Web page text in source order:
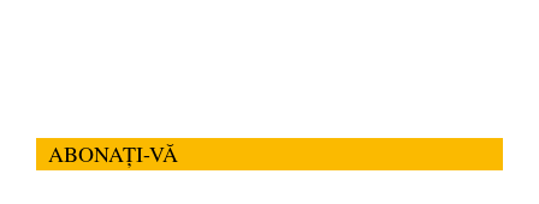
ABONAȚI-VĂ